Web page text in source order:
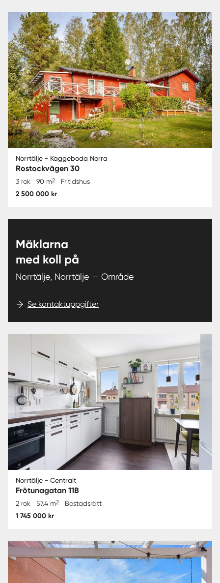
Norrtälje - Kaggeboda Norra
Rostockvägen 30
3 rok 90 m2 Fritidshus
2 500 000 kr
Mäklarna
med koll på
Norrtälje, Norrtälje — Område
Se kontaktuppgifter
Norrtälje - Centralt
Frötunagatan 11B
2 rok 57.4 m2 Bostadsrätt
1 745 000 kr